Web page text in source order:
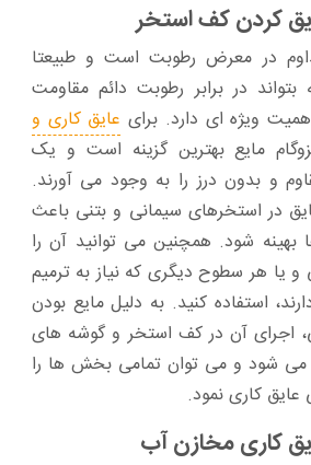
کردن کف استخر
در معرض رطوبت است و طبیعتا
بتواند در برابر رطوبت دائم مقاومت
ویژه‌ ای دارد. برای عایق کاری و
مایع بهترین گزینه‌ است و یک
و بدون درز را به وجود می‌ آورند.
در استخرهای سیمانی و بتنی باعث
بهینه شود. همچنین می‌ توانید آن را
یا هر سطوح دیگری که نیاز به ترمیم
استفاده کنید. به دلیل مایع بودن
اجرای آن در کف استخر و گوشه‌ های
می‌ شود و می‌ توان تمامی بخش‌ ها را
کاری نمود.
کاری مخازن آب